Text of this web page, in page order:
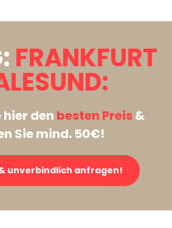
FRANKFURT
hier den besten Preis&
Sie mind. 50€!
unverbindlich anfragen!